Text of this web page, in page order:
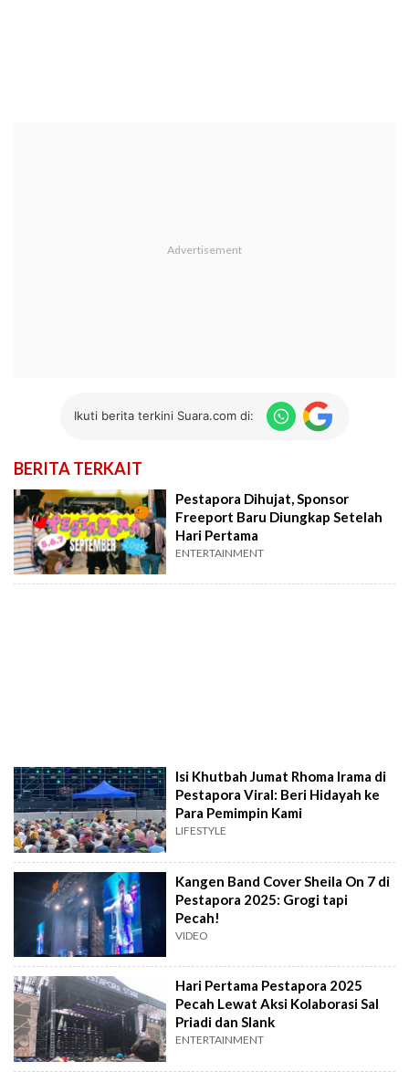
Ikuti berita terkini Suara.com di:
BERITA TERKAIT
Pestapora Dihujat, Sponsor
Freeport Baru Diungkap Setelah
Hari Pertama
ENTERTAINMENT
Isi Khutbah Jumat Rhoma Irama di
Pestapora Viral: Beri Hidayah ke
Para Pemimpin Kami
LIFESTYLE
Kangen Band Cover Sheila On 7 di
Pestapora 2025: Grogi tapi
Pecah!
VIDEO
Hari Pertama Pestapora 2025
Pecah Lewat Aksi Kolaborasi Sal
Priadi dan Slank
ENTERTAINMENT